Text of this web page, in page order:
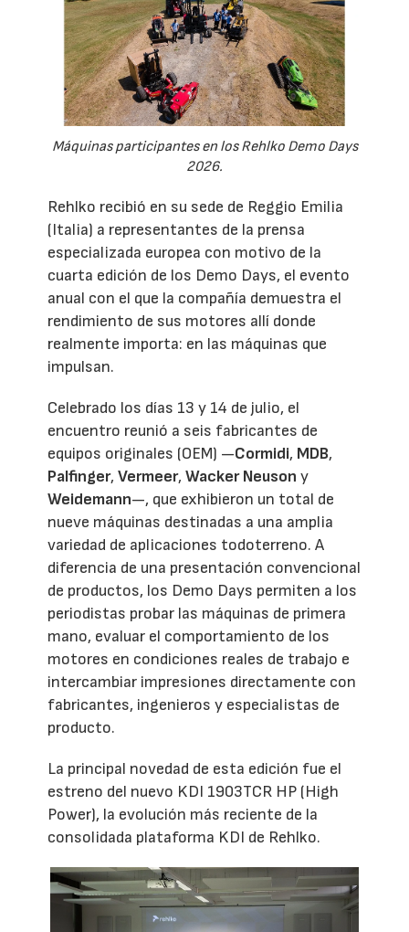
Máquinas participantes en los Rehlko Demo Days
2026.
Rehlko recibió en su sede de Reggio Emilia
(Italia) a representantes de la prensa
especializada europea con motivo de la
cuarta edición de los Demo Days, el evento
anual con el que la compañía demuestra el
rendimiento de sus motores allí donde
realmente importa: en las máquinas que
impulsan.
Celebrado los días 13 y 14 de julio, el
encuentro reunió a seis fabricantes de
equipos originales (OEM) —Cormidi, MDB,
Palfinger,Vermeer,Wacker Neuson y
Weidemann—, que exhibieron un total de
nueve máquinas destinadas a una amplia
variedad de aplicaciones todoterreno. A
diferencia de una presentación convencional
de productos, los Demo Days permiten a los
periodistas probar las máquinas de primera
mano, evaluar el comportamiento de los
motores en condiciones reales de trabajo e
intercambiar impresiones directamente con
fabricantes, ingenieros y especialistas de
producto.
La principal novedad de esta edición fue el
estreno del nuevo KDI 1903TCR HP (High
Power), la evolución más reciente de la
consolidada plataforma KDI de Rehlko.